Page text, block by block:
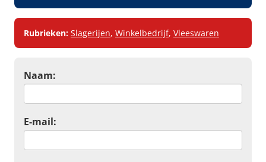
Rubrieken: Slagerijen, Winkelbedrijf, Vleeswaren
Naam:
E-mail: